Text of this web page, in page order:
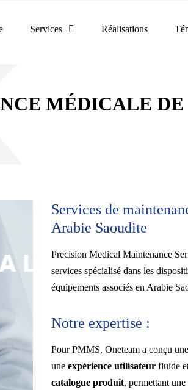
Services Réalisations
MÉDICALE
Services de
Arabie Saoudite
Precision Medical Maintenance
services spécialisé dans les
équipements associés en Arabie
Notre expertise :
Pour PMMS, Oneteam a conçu une
une expérience utilisateurfluide
catalogue produit, permettant